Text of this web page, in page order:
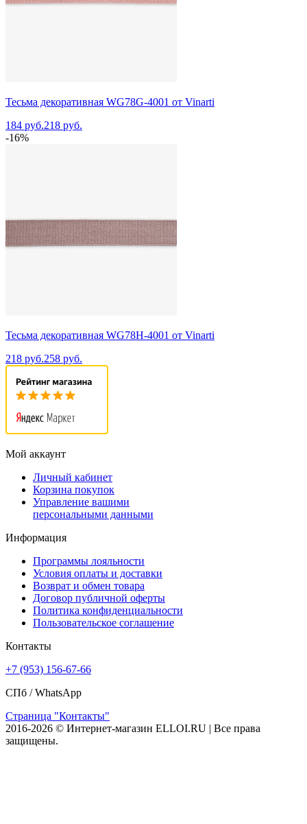
Тесьма декоративная WG78G-4001 от Vinarti
184 руб.218 руб.
-16%
Тесьма декоративная WG78H-4001 от Vinarti
218 руб.258 руб.
Мой аккаунт
Личный кабинет
Корзина покупок
Управление вашими
персональными данными
Информация
Программы лояльности
Условия оплаты и доставки
Возврат и обмен товара
Договор публичной оферты
Политика конфиденциальности
Пользовательское соглашение
Контакты
+7 (953) 156-67-66
СПб /WhatsApp
Страница "Контакты"
2016-2026 © Интернет-магазин ELLOI.RU | Все права
защищены.